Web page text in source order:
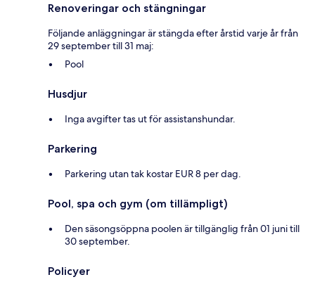
Renoveringar och stängningar
Följande anläggningar är stängda efter årstid varje år från
29 september till 31 maj:
Pool
Husdjur
Inga avgifter tas ut för assistanshundar.
Parkering
Parkering utan tak kostar EUR 8 per dag.
Pool, spa och gym (om tillämpligt)
Den säsongsöppna poolen är tillgänglig från 01 juni till
30 september.
Policyer